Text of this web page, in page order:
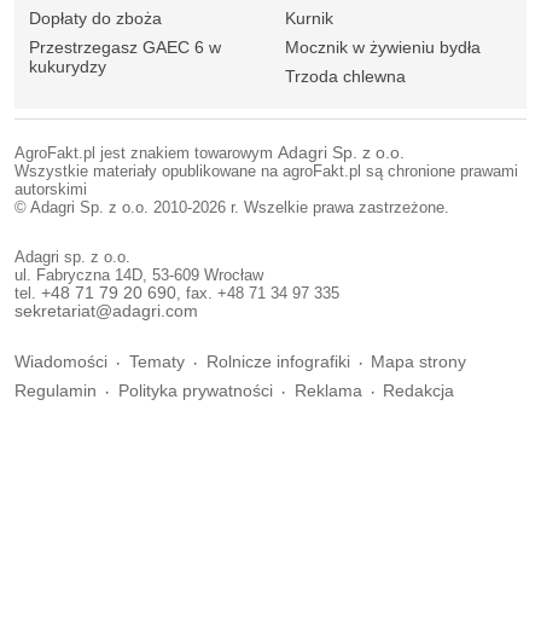
Dopłaty do zboża
Przestrzegasz GAEC 6 w
kukurydzy
Kurnik
Mocznik w żywieniu bydła
Trzoda chlewna
AgroFakt.pl jest znakiem towarowym Adagri Sp. z o.o.
Wszystkie materiały opublikowane na agroFakt.pl są chronione prawami
autorskimi
© Adagri Sp. z o.o. 2010-2026 r. Wszelkie prawa zastrzeżone.
Adagri sp. z o.o.
ul. Fabryczna 14D, 53-609 Wrocław
tel. +48 71 79 20 690, fax. +48 71 34 97 335
sekretariat@adagri.com
Wiadomości Tematy Rolnicze infografiki
Mapa strony
Regulamin
Polityka prywatności Reklama Redakcja